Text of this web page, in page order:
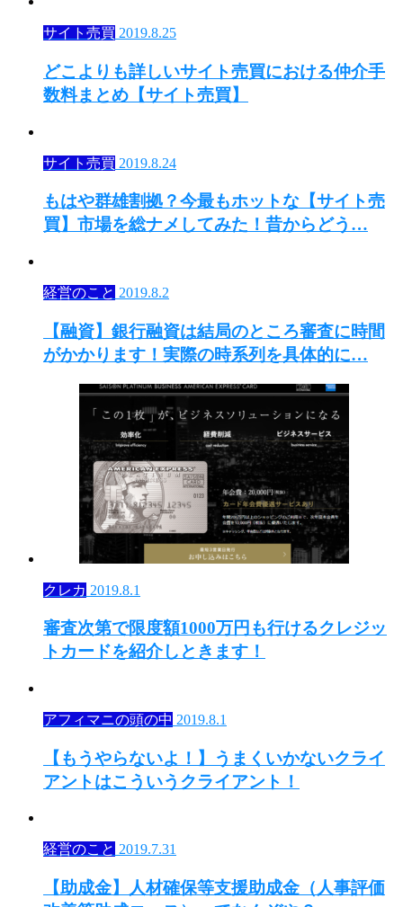
サイト売買 2019.8.25
どこよりも詳しいサイト売買における仲介手
数料まとめ【サイト売買】
サイト売買 2019.8.24
もはや群雄割拠？今最もホットな【サイト売
買】市場を総ナメしてみた！昔からどう…
経営のこと 2019.8.2
【融資】銀行融資は結局のところ審査に時間
がかかります！実際の時系列を具体的に…
クレカ 2019.8.1
審査次第で限度額1000万円も行けるクレジッ
トカードを紹介しときます！
アフィマニの頭の中 2019.8.1
【もうやらないよ！】うまくいかないクライ
アントはこういうクライアント！
経営のこと 2019.7.31
【助成金】人材確保等支援助成金（人事評価